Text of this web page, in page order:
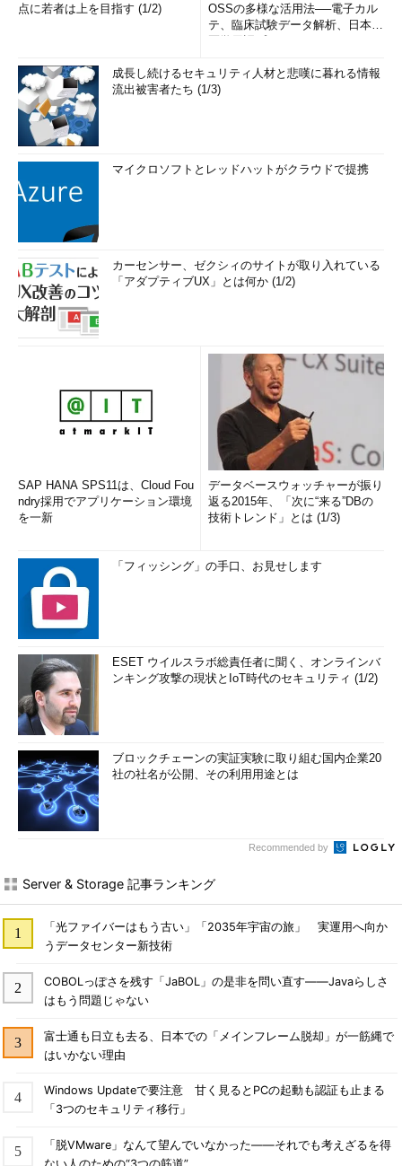
点に若者は上を目指す (1/2)
OSSの多様な活用法──電子カル
テ、臨床試験データ解析、日本語
成長し続けるセキュリティ人材と悲嘆に暮れる情報
流出被害者たち (1/3)
マイクロソフトとレッドハットがクラウドで提携
カーセンサー、ゼクシィのサイトが取り入れている
「アダプティブUX」とは何か (1/2)
SAP HANA SPS11は、Cloud Fou
ndry採用でアプリケーション環境
を一新
データベースウォッチャーが振り
返る2015年、「次に“来る”DBの
技術トレンド」とは (1/3)
「フィッシング」の手口、お見せします
ESET ウイルスラボ総責任者に聞く、オンラインバ
ンキング攻撃の現状とIoT時代のセキュリティ (1/2)
ブロックチェーンの実証実験に取り組む国内企業20
社の社名が公開、その利用用途とは
Recommended by
Server & Storage 記事ランキング
「光ファイバーはもう古い」「2035年宇宙の旅」 実運用へ向か
うデータセンター新技術
COBOLっぽさを残す「JaBOL」の是非を問い直す――Javaらしさ
はもう問題じゃない
富士通も日立も去る、日本での「メインフレーム脱却」が一筋縄で
はいかない理由
Windows Updateで要注意 甘く見るとPCの起動も認証も止まる
「3つのセキュリティ移行」
「脱VMware」なんて望んでいなかった――それでも考えざるを得